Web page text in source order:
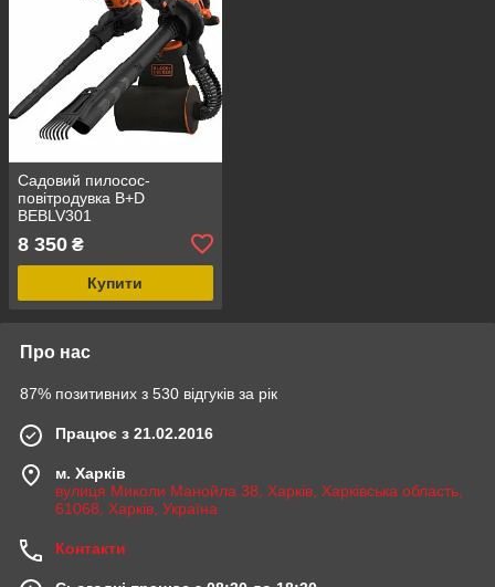
Садовий пилосос-
повітродувка B+D
BEBLV301
8 350 ₴
Купити
Про нас
87% позитивних з 530 відгуків за рік
Працює з 21.02.2016
м. Харків
вулиця Миколи Манойла 38, Харків, Харківська область,
61068, Харків, Україна
Контакти